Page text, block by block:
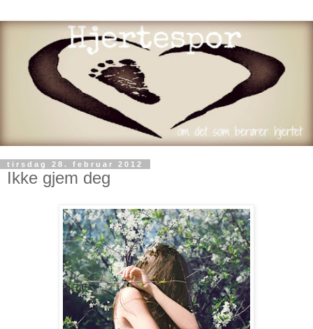
tirsdag 28. februar 2012
Ikke gjem deg